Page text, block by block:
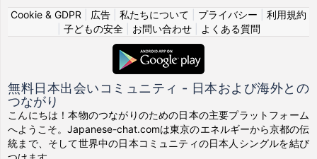
Cookie & GDPR
広告 私たちについて プライバシー
利用規約
子どもの安全| お問い合わせ| よくある質問
無料日本出会いコミュニティ - 日本および海外との
つながり
こんにちは！本物のつながりのための日本の主要プラットフォーム
へようこそ。Japanese-chat.comは東京のエネルギーから京都の伝
統まで、そして世界中の日本コミュニティの日本人シングルを結び